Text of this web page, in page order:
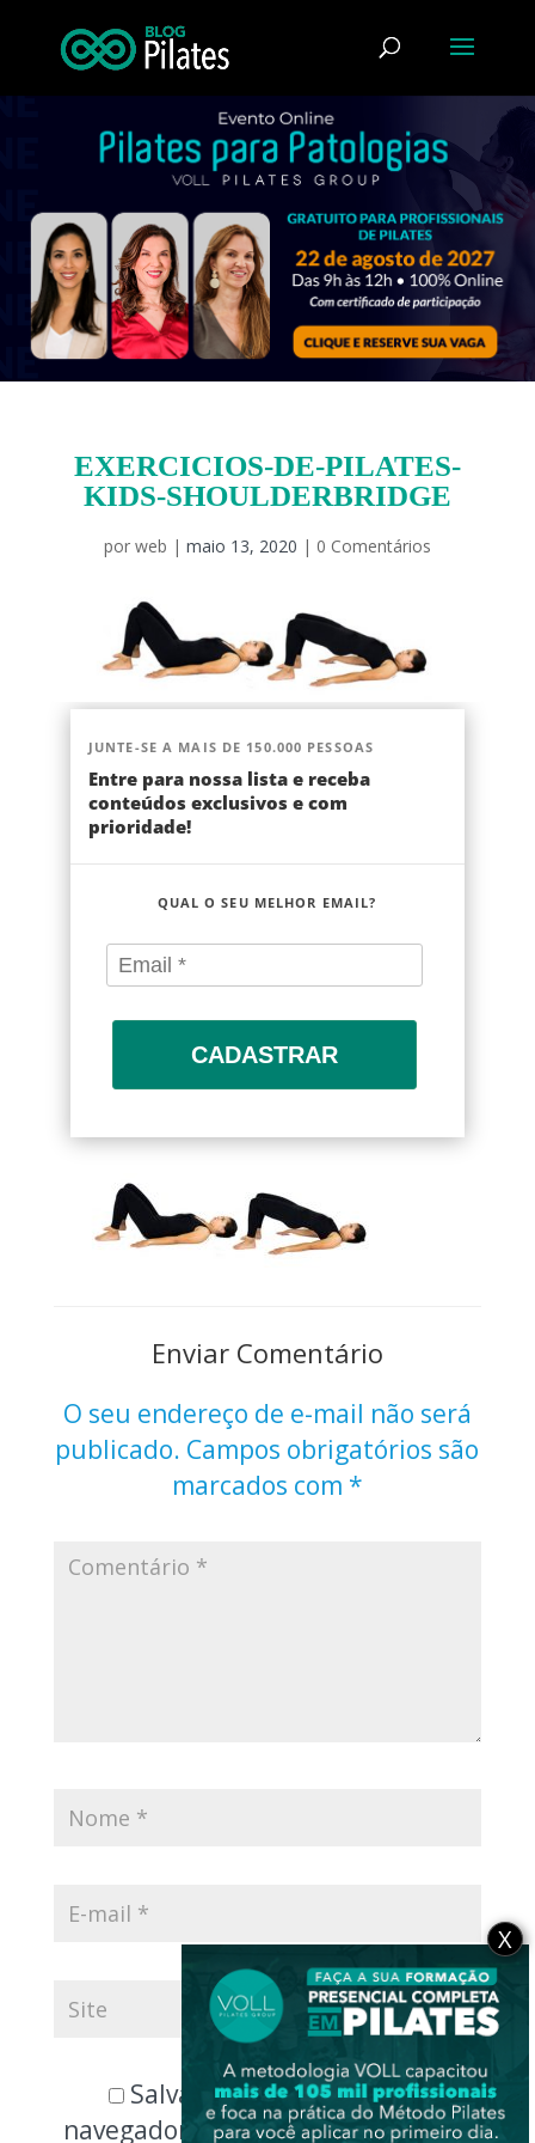
EXERCICIOS-DE-PILATES-
KIDS-SHOULDERBRIDGE
por web | maio 13, 2020 | 0 Comentários
JUNTE-SE A MAIS DE 150.000 PESSOAS
Entre para nossa lista e receba
conteúdos exclusivos e com
prioridade!
QUAL O SEU MELHOR EMAIL?
CADASTRAR
Enviar Comentário
O seu endereço de e-mail não será
publicado. Campos obrigatórios são
marcados com *
Salvar meus dados neste
navegador para a próxima vez que
X